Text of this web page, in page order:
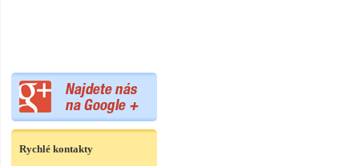
Rychlé kontakty